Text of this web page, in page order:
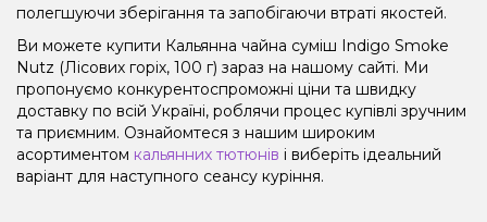
полегшуючи зберігання та запобігаючи втраті якостей.
Ви можете купити Кальянна чайна суміш Indigo Smoke
Nutz (Лісових горіх, 100 г) зараз на нашому сайті. Ми
пропонуємо конкурентоспроможні ціни та швидку
доставку по всій Україні, роблячи процес купівлі зручним
та приємним. Ознайомтеся з нашим широким
асортиментом кальянних тютюнів і виберіть ідеальний
варіант для наступного сеансу куріння.